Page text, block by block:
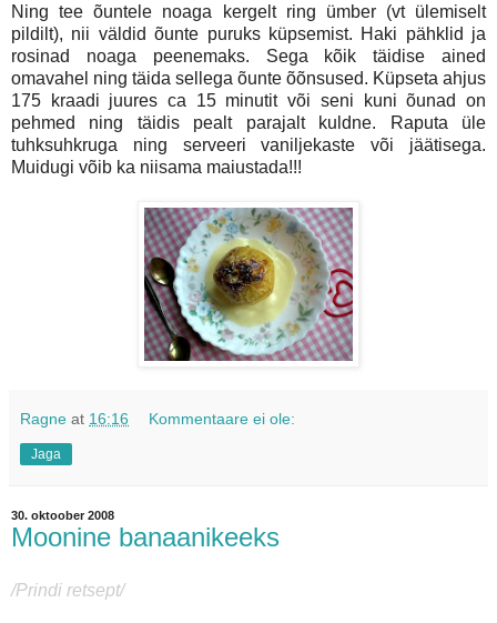
Ning tee õuntele noaga kergelt ring ümber (vt ülemiselt
pildilt), nii väldid õunte puruks küpsemist. Haki pähklid ja
rosinad noaga peenemaks. Sega kõik täidise ained
omavahel ning täida sellega õunte õõnsused. Küpseta ahjus
175 kraadi juures ca 15 minutit või seni kuni õunad on
pehmed ning täidis pealt parajalt kuldne. Raputa üle
tuhksuhkruga ning serveeri vaniljekaste või jäätisega.
Muidugi võib ka niisama maiustada!!!
Ragne at 16:16 Kommentaare ei ole:
Jaga
30. oktoober 2008
Moonine banaanikeeks
/Prindi retsept/